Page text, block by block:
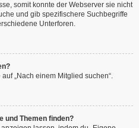
somit konnte der Webserver sie nicht
und gib spezifischere Suchbegriffe
Unterforen.
„Nach einem Mitglied suchen“.
und Themen finden?